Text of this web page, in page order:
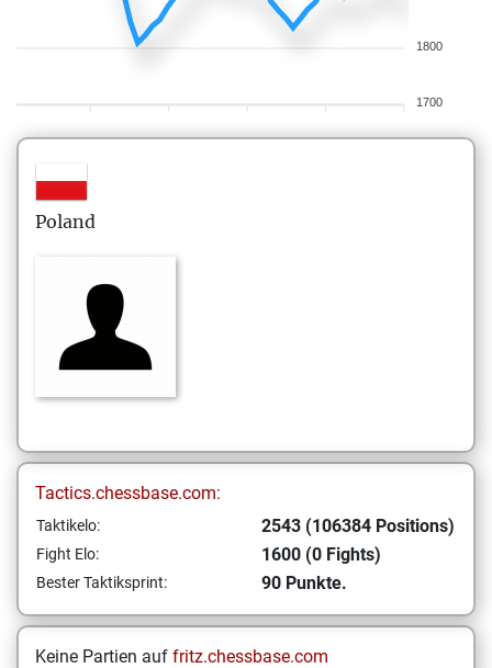
1800
1700
Poland
Tactics.chessbase.com:
Taktikelo: 2543 (106384 Positions)
Fight Elo: 1600 (0 Fights)
Bester Taktiksprint: 90 Punkte.
Keine Partien auf fritz.chessbase.com